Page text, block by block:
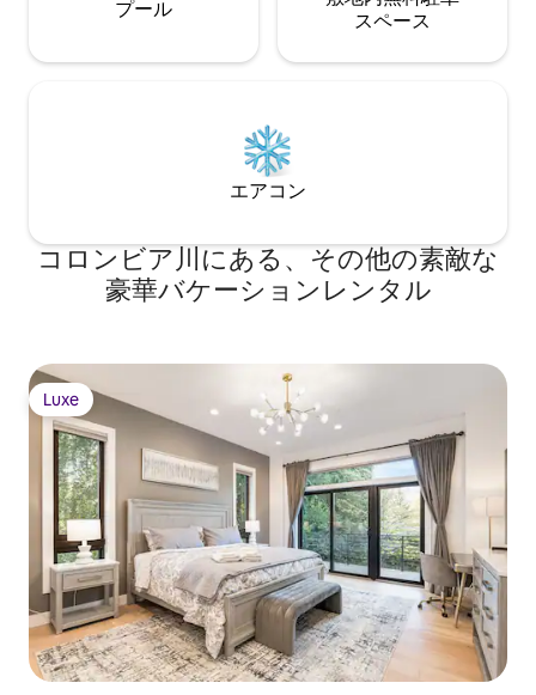
プール
ス⁠ペ⁠ー⁠ス
エアコン
コロンビア川にある、その他の素敵な
豪華バケーションレンタル
Luxe
Luxe